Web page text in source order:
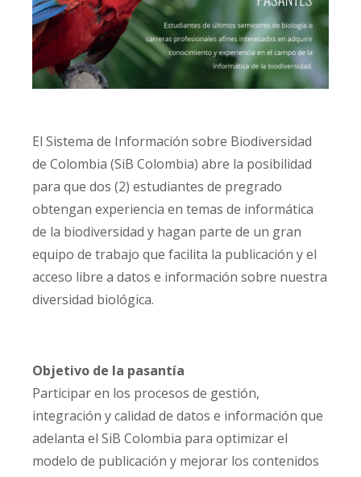
El Sistema de Información sobre Biodiversidad
de Colombia (SiB Colombia) abre la posibilidad
para que dos (2) estudiantes de pregrado
obtengan experiencia en temas de informática
de la biodiversidad y hagan parte de un gran
equipo de trabajo que facilita la publicación y el
acceso libre a datos e información sobre nuestra
diversidad biológica.
Objetivo de la pasantía
Participar en los procesos de gestión,
integración y calidad de datos e información que
adelanta el SiB Colombia para optimizar el
modelo de publicación y mejorar los contenidos